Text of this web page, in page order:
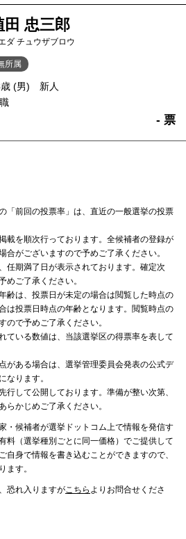
田 忠三郎
ダ チュウザブロウ
所属
(男)
新人
- 票
「前回の投票率」は、直近の一般選挙の投票
載を順次行っております。全候補者の登録が
合がございますので予めご了承ください。
任期満了日が表示されております。確定次
めご了承ください。
齢は、投票日が未定の場合は閲覧した時点の
は投票日時点の年齢となります。閲覧時点の
ので予めご了承ください。
ている数値は、当該選挙区の得票率を表して
がある場合は、選挙管理委員会発表の公式デ
なります。
して公開しております。準備が整い次第、
らかじめご了承ください。
・候補者が選挙ドットコム上で情報を発信す
料（選挙種別ごとに同一価格）でご提供して
自身で情報を書き込むことができますので、
ます。
恐れ入りますがこちら よりお問合せくださ